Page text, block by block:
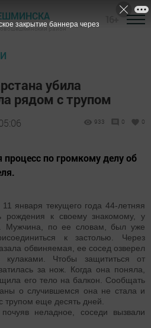
район
убила
рядом с трупом
933 0 0
процесс по громкому делу об
января текущего года 44-летняя
к своему знакомому, у
Мужчина, по ее словам, был уже
к застолью. Через
обвиняемая, ее сосед озверел
Чтобы защититься от
за нож. Когда она поняла,
его тело на балкон. Сообщать
о случившемся она не стала и
трупом еще десять дней.
неладное, соседи вызвали
закрытие баннера через